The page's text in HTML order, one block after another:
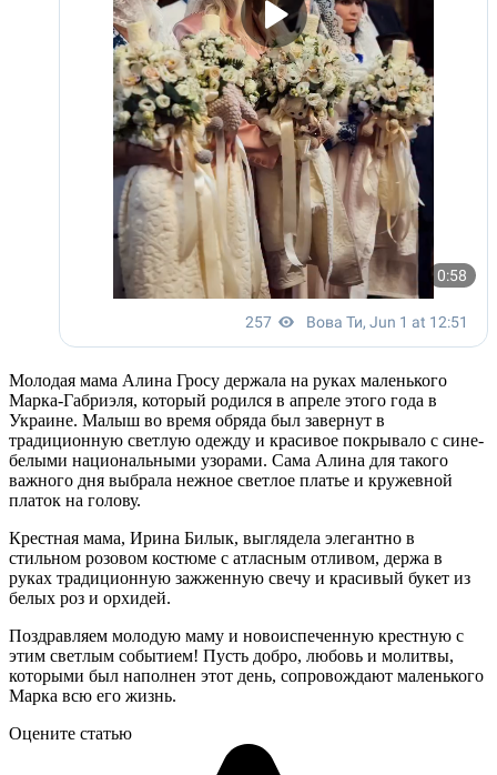
Молодая мама Алина Гросу держала на руках маленького
Марка-Габриэля, который родился в апреле этого года в
Украине. Малыш во время обряда был завернут в
традиционную светлую одежду и красивое покрывало с сине-
белыми национальными узорами. Сама Алина для такого
важного дня выбрала нежное светлое платье и кружевной
платок на голову.
Крестная мама, Ирина Билык, выглядела элегантно в
стильном розовом костюме с атласным отливом, держа в
руках традиционную зажженную свечу и красивый букет из
белых роз и орхидей.
Поздравляем молодую маму и новоиспеченную крестную с
этим светлым событием! Пусть добро, любовь и молитвы,
которыми был наполнен этот день, сопровождают маленького
Марка всю его жизнь.
Оцените статью